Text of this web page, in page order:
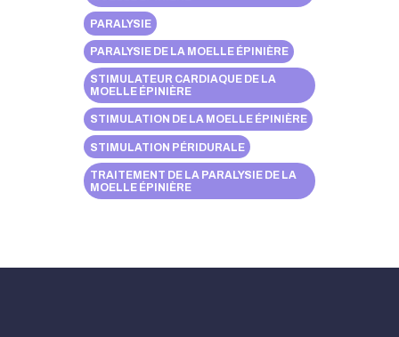
PARALYSIE
PARALYSIE DE LA MOELLE ÉPINIÈRE
STIMULATEUR CARDIAQUE DE LA
MOELLE ÉPINIÈRE
STIMULATION DE LA MOELLE ÉPINIÈRE
STIMULATION PÉRIDURALE
TRAITEMENT DE LA PARALYSIE DE LA
MOELLE ÉPINIÈRE